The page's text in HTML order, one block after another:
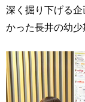
深く掘り下げる
かった長井の幼少